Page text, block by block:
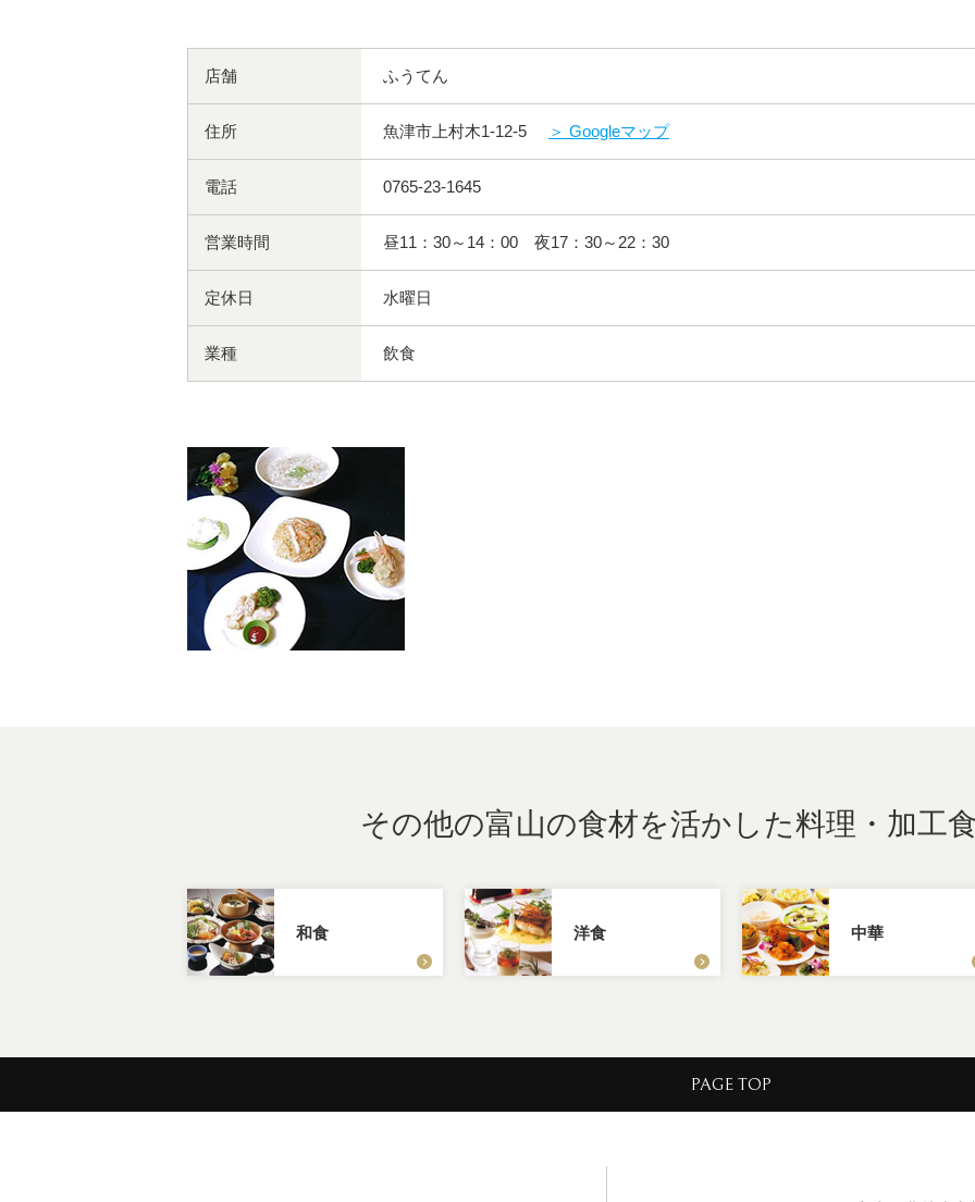
店舗 ふうてん
住所 魚津市上村木1-12-5 ＞ Googleマップ
電話 0765-23-1645
営業時間 昼11：30～14：00 夜17：30～22：30
定休日 水曜日
業種 飲食
その他の富山の食材を活かした料理・加工
和食 洋食 中華
PAGE TOP